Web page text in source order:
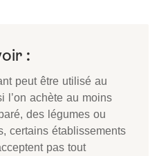
:
peut être utilisé au
l’on achète au moins
des légumes ou
certains établissements
pas tout